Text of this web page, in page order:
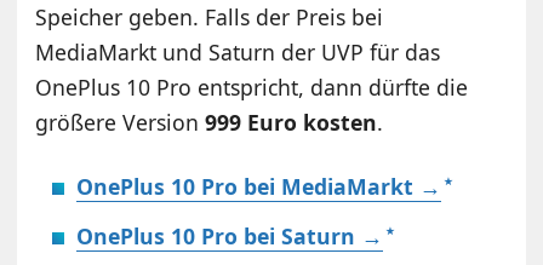
Speicher geben. Falls der Preis bei
MediaMarkt und Saturn der UVP für das
OnePlus 10 Pro entspricht, dann dürfte die
größere Version999 Euro kosten.
OnePlus 10 Pro bei MediaMarkt →
OnePlus 10 Pro bei Saturn →